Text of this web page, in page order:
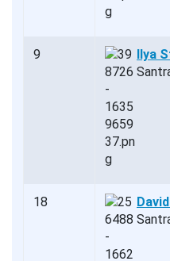
9
Ilya
18